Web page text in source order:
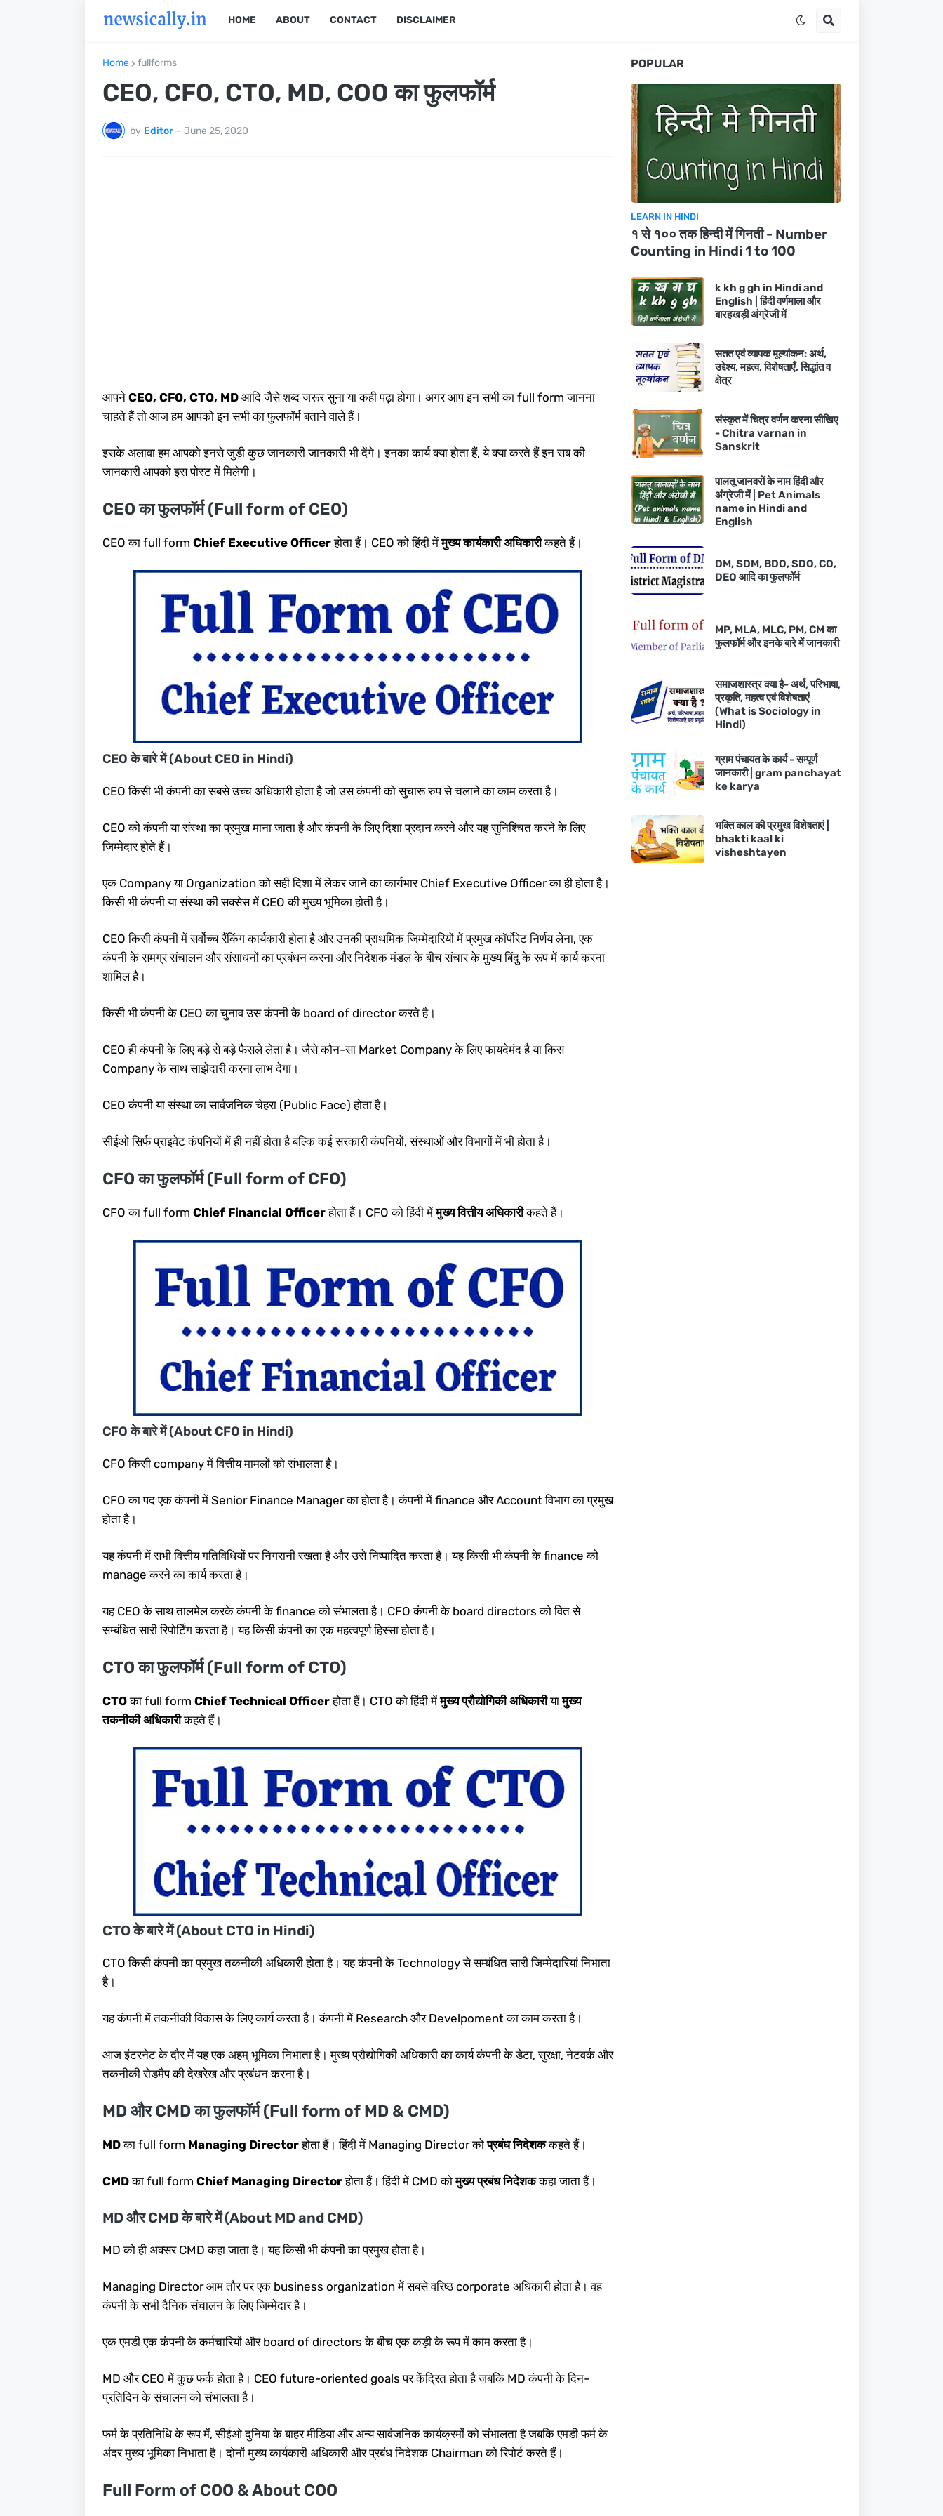
HOME ABOUT CONTACT DISCLAIMER
Home fullforms
CEO, CFO, CTO, MD, COO का फुलफॉर्म
by Editor - June 25, 2020
आपने CEO, CFO, CTO, MDआदि जैसे शब्द जरूर सुना या कही पढ़ा होगा। अगर आप इन सभी का full form जानना
चाहते हैं तो आज हम आपको इन सभी का फुलफॉर्म बताने वाले हैं।
इसके अलावा हम आपको इनसे जुड़ी कुछ जानकारी जानकारी भी देंगे। इनका कार्य क्या होता हैं, ये क्या करते हैं इन सब की
जानकारी आपको इस पोस्ट में मिलेगी।
CEO का फुलफॉर्म (Full form of CEO)
CEO का full form Chief Executive Officerहोता हैं। CEO को हिंदी मेंमुख्य कार्यकारी अधिकारीकहते हैं।
CEO के बारे में (About CEO in Hindi)
CEO किसी भी कंपनी का सबसे उच्च अधिकारी होता है जो उस कंपनी को सुचारू रुप से चलाने का काम करता है।
CEO को कंपनी या संस्था का प्रमुख माना जाता है और कंपनी के लिए दिशा प्रदान करने और यह सुनिश्चित करने के लिए
जिम्मेदार होते हैं।
एक Company या Organization को सही दिशा में लेकर जाने का कार्यभार Chief Executive Officer का ही होता है।
किसी भी कंपनी या संस्था की सक्सेस में CEO की मुख्य भूमिका होती है।
CEO किसी कंपनी में सर्वोच्च रैंकिंग कार्यकारी होता है और उनकी प्राथमिक जिम्मेदारियों में प्रमुख कॉर्पोरेट निर्णय लेना, एक
कंपनी के समग्र संचालन और संसाधनों का प्रबंधन करना और निदेशक मंडल के बीच संचार के मुख्य बिंदु के रूप में कार्य करना
शामिल है।
किसी भी कंपनी के CEO का चुनाव उस कंपनी के board of director करते है।
CEO ही कंपनी के लिए बड़े से बड़े फैसले लेता है। जैसे कौन-सा Market Company के लिए फायदेमंद है या किस
Company के साथ साझेदारी करना लाभ देगा।
CEO कंपनी या संस्था का सार्वजनिक चेहरा (Public Face) होता है।
सीईओ सिर्फ प्राइवेट कंपनियों में ही नहीं होता है बल्कि कई सरकारी कंपनियों, संस्थाओं और विभागों में भी होता है।
CFO का फुलफॉर्म (Full form of CFO)
CFO का full form Chief Financial Officerहोता हैं। CFO को हिंदी मेंमुख्य वित्तीय अधिकारीकहते हैं।
CFO के बारे में (About CFO in Hindi)
CFO किसी company में वित्तीय मामलों को संभालता है।
CFO का पद एक कंपनी में Senior Finance Manager का होता है। कंपनी में finance और Account विभाग का प्रमुख
होता है।
यह कंपनी में सभी वित्तीय गतिविधियों पर निगरानी रखता है और उसे निष्पादित करता है। यह किसी भी कंपनी के finance को
manage करने का कार्य करता है।
यह CEO के साथ तालमेल करके कंपनी के finance को संभालता है। CFO कंपनी के board directors को वित से
सम्बंधित सारी रिपोर्टिंग करता है। यह किसी कंपनी का एक महत्वपूर्ण हिस्सा होता है।
CTO का फुलफॉर्म (Full form of CTO)
CTOका full form Chief Technical Officerहोता हैं। CTO को हिंदी मेंमुख्य प्रौद्योगिकी अधिकारीयामुख्य
तकनीकी अधिकारीकहते हैं।
CTO के बारे में (About CTO in Hindi)
CTO किसी कंपनी का प्रमुख तकनीकी अधिकारी होता है। यह कंपनी के Technology से सम्बंधित सारी जिम्मेदारियां निभाता
है।
यह कंपनी में तकनीकी विकास के लिए कार्य करता है। कंपनी में Research और Develpoment का काम करता है।
आज इंटरनेट के दौर में यह एक अहम् भूमिका निभाता है। मुख्य प्रौद्योगिकी अधिकारी का कार्य कंपनी के डेटा, सुरक्षा, नेटवर्क और
तकनीकी रोडमैप की देखरेख और प्रबंधन करना है।
MD और CMD का फुलफॉर्म (Full form of MD & CMD)
MDका full form Managing Directorहोता हैं। हिंदी में Managing Director कोप्रबंध निदेशककहते हैं।
CMDका full form Chief Managing Directorहोता हैं। हिंदी में CMD कोमुख्य प्रबंध निदेशककहा जाता हैं।
MD और CMD के बारे में (About MD and CMD)
MD को ही अक्सर CMD कहा जाता है। यह किसी भी कंपनी का प्रमुख होता है।
Managing Director आम तौर पर एक business organization में सबसे वरिष्ठ corporate अधिकारी होता है। वह
कंपनी के सभी दैनिक संचालन के लिए जिम्मेदार है।
एक एमडी एक कंपनी के कर्मचारियों और board of directors के बीच एक कड़ी के रूप में काम करता है।
MD और CEO में कुछ फर्क होता है। CEO future-oriented goals पर केंद्रित होता है जबकि MD कंपनी के दिन-
प्रतिदिन के संचालन को संभालता है।
फर्म के प्रतिनिधि के रूप में, सीईओ दुनिया के बाहर मीडिया और अन्य सार्वजनिक कार्यक्रमों को संभालता है जबकि एमडी फर्म के
अंदर मुख्य भूमिका निभाता है। दोनों मुख्य कार्यकारी अधिकारी और प्रबंध निदेशक Chairman को रिपोर्ट करते हैं।
Full Form of COO & About COO
POPULAR
LEARN IN HINDI
१ से १०० तक हिन्दी में गिनती - Number
Counting in Hindi 1 to 100
k kh g gh in Hindi and
English | हिंदी वर्णमाला और
बारहखड़ी अंग्रेजी में
सतत एवं व्यापक मूल्यांकन: अर्थ,
उद्देश्य, महत्व, विशेषताएँ, सिद्धांत व
क्षेत्र
संस्कृत में चित्र वर्णन करना सीखिए
- Chitra varnan in
Sanskrit
पालतू जानवरों के नाम हिंदी और
अंग्रेजी में | Pet Animals
name in Hindi and
English
DM, SDM, BDO, SDO, CO,
DEO आदि का फुलफॉर्म
MP, MLA, MLC, PM, CM का
फुलफॉर्म और इनके बारे में जानकारी
समाजशास्त्र क्या है- अर्थ, परिभाषा,
प्रकृति, महत्व एवं विशेषताएं
(What is Sociology in
Hindi)
ग्राम पंचायत के कार्य - सम्पूर्ण
जानकारी | gram panchayat
ke karya
भक्ति काल की प्रमुख विशेषताएं |
bhakti kaal ki
visheshtayen